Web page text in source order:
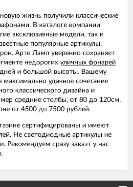
жизнь получили классические
В каталоге компании
эксклюзивные модели, так и
популярные артикулы.
Арте Ламп уверенно сохраняет
недорогих уличных фонарей
и большой высоты. Вашему
максимально удачное сочетание
классического дизайна и
средние столбы, от 80 до 120см,
от 4500 до 7500 рублей.
сертифицированы и имеют
Не светодиодные артикулы не
Рекомендуем сразу заказт у нас